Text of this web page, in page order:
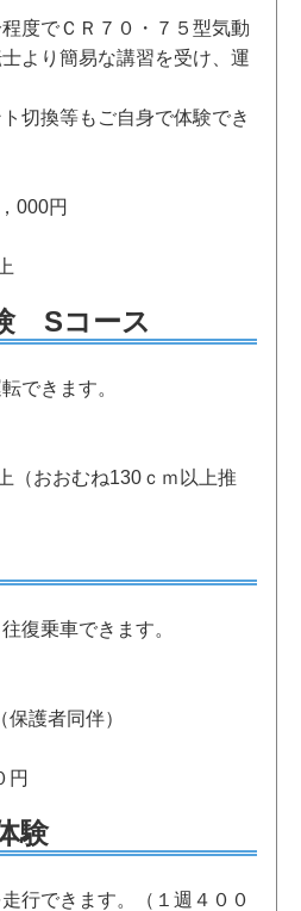
度でＣＲ７０・７５型気動
より簡易な講習を受け、運
切換等もご自身で体験でき
円
Sコース
できます。
おおむね130ｃｍ以上推
復乗車できます。
護者同伴）
円
験
行できます。（１週４００